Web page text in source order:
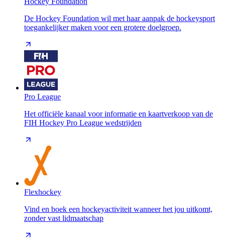
De Hockey Foundation wil met haar aanpak de hockeysport
toegankelijker maken voor een grotere doelgroep.
Pro League
Het officiële kanaal voor informatie en kaartverkoop van de
FIH Hockey Pro League wedstrijden
Flexhockey
Vind en boek een hockeyactiviteit wanneer het jou uitkomt,
zonder vast lidmaatschap